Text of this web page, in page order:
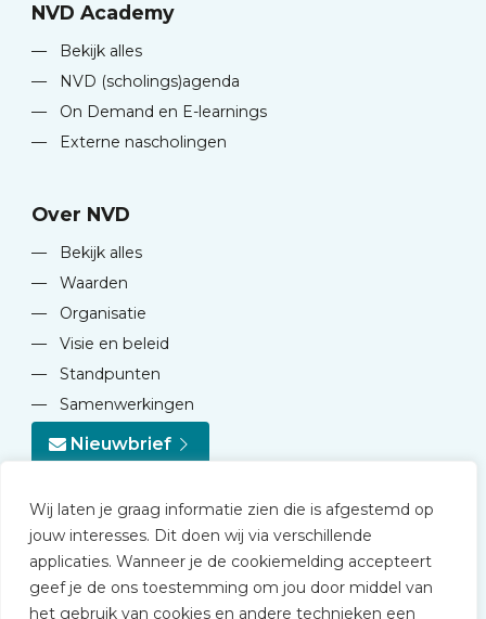
Wij laten je graag informatie zien die is afgestemd op
jouw interesses. Dit doen wij via verschillende
applicaties. Wanneer je de cookiemelding accepteert
geef je de ons toestemming om jou door middel van
het gebruik van cookies en andere technieken een
NVD Academy
—
Bekijk alles
—
NVD (scholings)agenda
—
On Demand en E-learnings
—
Externe nascholingen
Over NVD
—
Bekijk alles
—
Waarden
—
Organisatie
—
Visie en beleid
—
Standpunten
—
Samenwerkingen
Nieuwbrief
© 2026 NVD